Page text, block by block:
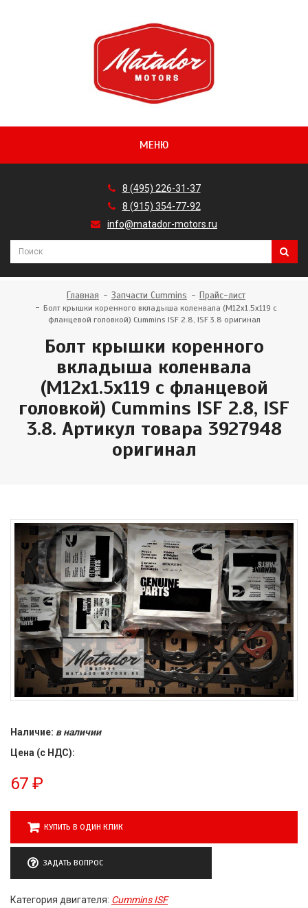
МЕНЮ
8 (495) 226-31-37
8 (915) 354-77-92
info@matador-motors.ru
Главная Запчасти Cummins Прайс-лист
Болт крышки коренного вкладыша коленвала (M12x1.5x119 с
фланцевой головкой) Cummins ISF 2.8, ISF 3.8 оригинал
Болт крышки коренного
вкладыша коленвала
(M12x1.5x119 с фланцевой
головкой) Cummins ISF 2.8, ISF
3.8. Артикул товара 3927948
оригинал
Наличие: в наличии
Цена (с НДС):
67 ₽
КУПИТЬ В ОДИН КЛИК
ЗАДАТЬ ВОПРОС
Категория двигателя: Cummins ISF